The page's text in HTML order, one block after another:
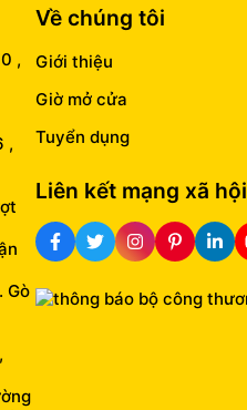
,
,
Gò
Về chúng tôi
Giới thiệu
Giờ mở cửa
Tuyển dụng
Liên kết mạng xã hội